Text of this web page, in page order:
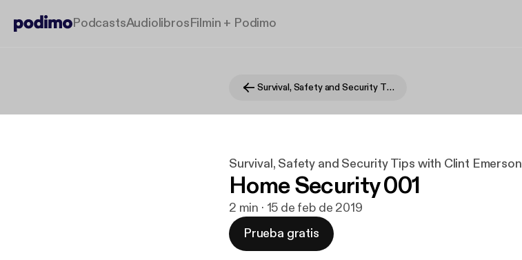
PodcastsAudiolibrosFilmin + Podimo
Survival, Safety and Security Tips with Clint Emerson
Survival, Safety and Security Tips with Clint Emerson
Home Security 001
2 min · 15 de feb de 2019
Prueba gratis